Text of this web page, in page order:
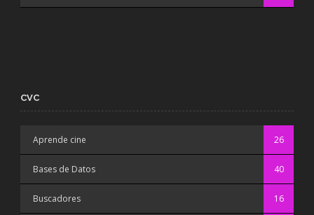
CVC
Aprende cine 26
Bases de Datos 40
Buscadores 16